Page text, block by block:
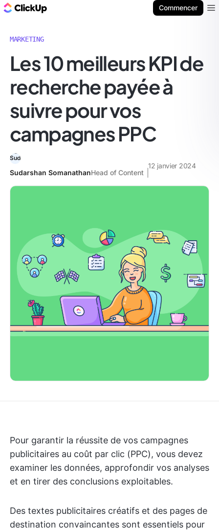
Commencer
MARKETING
Les 10 meilleurs KPI de
recherche payée à
suivre pour vos
campagnes PPC
Sudarshan SomanathanHead of Content
12 janvier 2024
Pour garantir la réussite de vos campagnes
publicitaires au coût par clic (PPC), vous devez
examiner les données, approfondir vos analyses
et en tirer des conclusions exploitables.
Des textes publicitaires créatifs et des pages de
destination convaincantes sont essentiels pour